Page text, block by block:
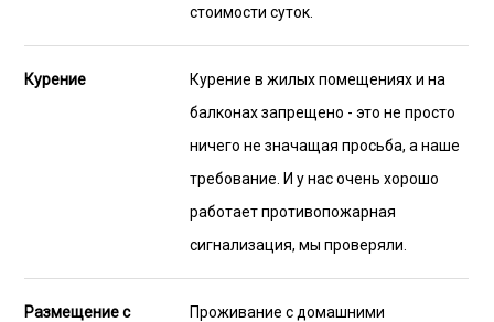
стоимости суток.
Курение
Курение в жилых помещениях и на
балконах запрещено - это не просто
ничего не значащая просьба, а наше
требование. И у нас очень хорошо
работает противопожарная
сигнализация, мы проверяли.
Размещение с
Проживание с домашними